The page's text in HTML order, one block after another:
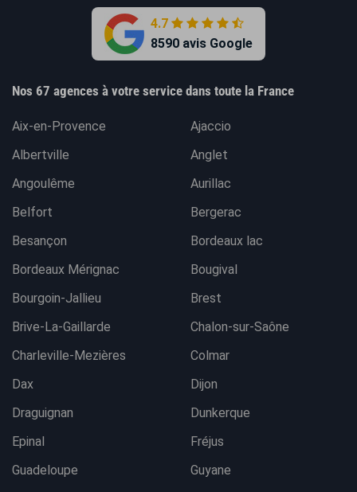
4.7
8590 avis Google
Nos 67 agences à votre service dans toute la France
Aix-en-Provence
Ajaccio
Albertville
Anglet
Angoulême
Aurillac
Belfort
Bergerac
Besançon
Bordeaux lac
Bordeaux Mérignac
Bougival
Bourgoin-Jallieu
Brest
Brive-La-Gaillarde
Chalon-sur-Saône
Charleville-Mezières
Colmar
Dax
Dijon
Draguignan
Dunkerque
Epinal
Fréjus
Guadeloupe
Guyane